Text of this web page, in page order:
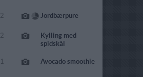
2 Jordbærpure
2
Kylling med
spidskål
1 Avocado smoothie